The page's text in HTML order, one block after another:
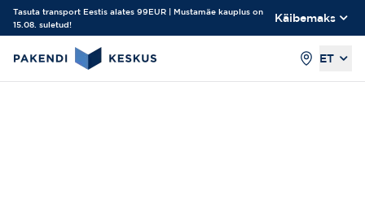
Tasuta transport Eestis alates 99EUR | Mustamäe kauplus on
15.08. suletud!
Käibemaks
ET